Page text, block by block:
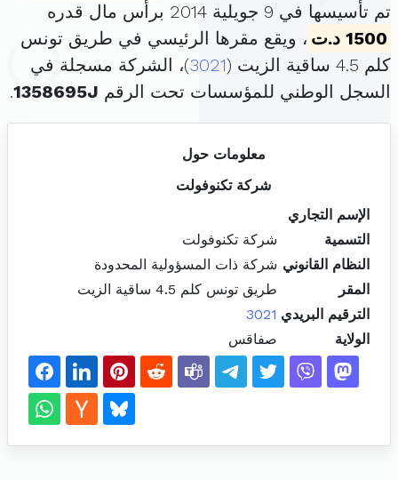
تم تأسيسها في 9 جويلية 2014 برأس مال قدره
1500 د.ت
، ويقع مقرها الرئيسي في طريق تونس
كلم 4.5 ساقية الزيت (
3021)، الشركة مسجلة في
السجل الوطني للمؤسسات تحت الرقم 1358695J
.
معلومات حول
شركة تكنوفولت
الإسم التجاري
التسمية
شركة تكنوفولت
النظام القانوني شركة ذات المسؤولية المحدودة
المقر
طريق تونس كلم 4.5 ساقية الزيت
الترقيم البريدي 3021
الولاية
صفاقس